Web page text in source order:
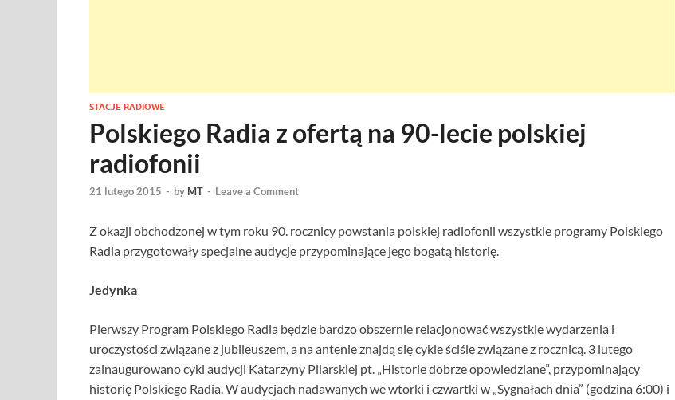
STACJE RADIOWE
Polskiego Radia z ofertą na 90-lecie polskiej
radiofonii
21 lutego 2015 - by MT - Leave a Comment
Z okazji obchodzonej w tym roku 90. rocznicy powstania polskiej radiofonii wszystkie programy Polskiego
Radia przygotowały specjalne audycje przypominające jego bogatą historię.
Jedynka
Pierwszy Program Polskiego Radia będzie bardzo obszernie relacjonować wszystkie wydarzenia i
uroczystości związane z jubileuszem, a na antenie znajdą się cykle ściśle związane z rocznicą. 3 lutego
zainaugurowano cykl audycji Katarzyny Pilarskiej pt. „Historie dobrze opowiedziane”, przypominający
historię Polskiego Radia. W audycjach nadawanych we wtorki i czwartki w „Sygnałach dnia” (godzina 6:00) i